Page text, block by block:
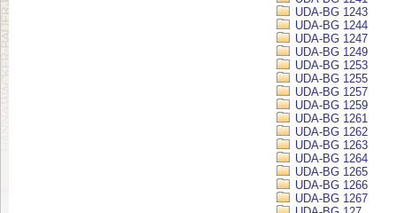
UDA-BG 1243
UDA-BG 1244
UDA-BG 1247
UDA-BG 1249
UDA-BG 1253
UDA-BG 1255
UDA-BG 1257
UDA-BG 1259
UDA-BG 1261
UDA-BG 1262
UDA-BG 1263
UDA-BG 1264
UDA-BG 1265
UDA-BG 1266
UDA-BG 1267